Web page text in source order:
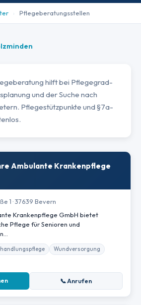
› Pflegeberatungsstellen
hilft bei Pflegegrad-
und der Suche nach
Pflegestützpunkte und §7a-
Ambulante Krankenpflege
1 · 37639 Bevern
Krankenpflege GmbH bietet
Pflege für Senioren und
Wundversorgung
📞 Anrufen